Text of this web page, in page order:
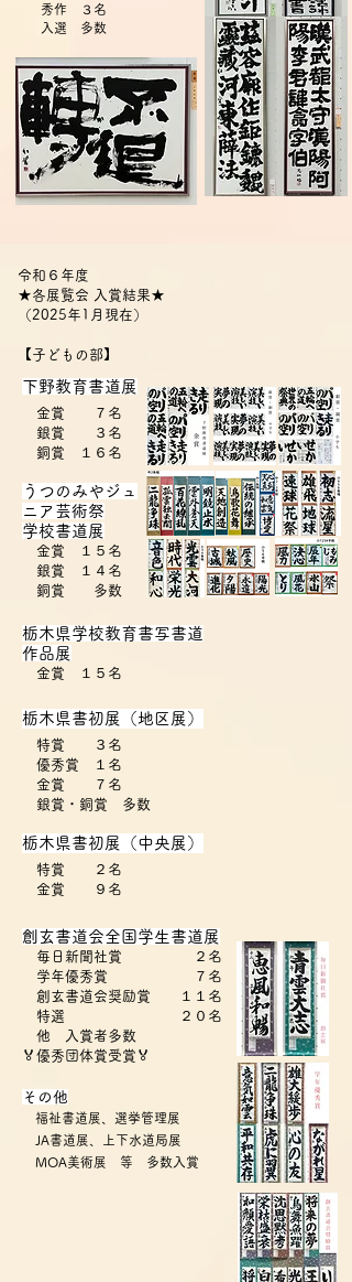
秀作 ３名
​ 入選 多数
令和６年度
★各展覧会 入賞結果★
（2025年1月現在）
【子どもの部】
​下野教育書道展
金賞 ７名
銀賞 ３名
​ 銅賞 １６ 名
​うつのみやジュ
ニア芸術祭
学校書道展
金賞 １５名
銀賞 １４名
​ 銅賞 多数
​栃木県学校教育書写書道
作品展
金賞 １５名
栃木県書初展（地区展）
特賞 ３名
優秀賞 １名
金賞 ７名
銀賞・ 銅賞 多数
栃木県書初展（中央展）
特賞 ２名
金賞 ９名
​創玄書道会全国学生書道展
毎日新聞社賞 ２名
学年優秀賞 ７名
創玄書道会奨励賞 １１名
​ 特選 ２０名
​ 他 入賞者多数
​🏅 優秀団体賞受賞🏅
​その他
福祉書道展、選挙管理展
JA書道展、上下水道局展
MOA美術展 等 多数入賞